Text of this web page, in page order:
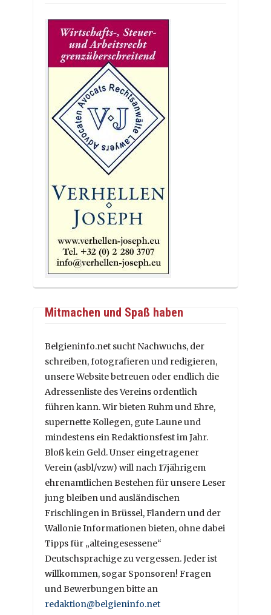
Mitmachen und Spaß haben
Belgieninfo.net sucht Nachwuchs, der
schreiben, fotografieren und redigieren,
unsere Website betreuen oder endlich die
Adressenliste des Vereins ordentlich
führen kann. Wir bieten Ruhm und Ehre,
supernette Kollegen, gute Laune und
mindestens ein Redaktionsfest im Jahr.
Bloß kein Geld. Unser eingetragener
Verein (asbl/vzw) will nach 17jährigem
ehrenamtlichen Bestehen für unsere Leser
jung bleiben und ausländischen
Frischlingen in Brüssel, Flandern und der
Wallonie Informationen bieten, ohne dabei
Tipps für „alteingesessene“
Deutschsprachige zu vergessen. Jeder ist
willkommen, sogar Sponsoren! Fragen
und Bewerbungen bitte an
redaktion@belgieninfo.net